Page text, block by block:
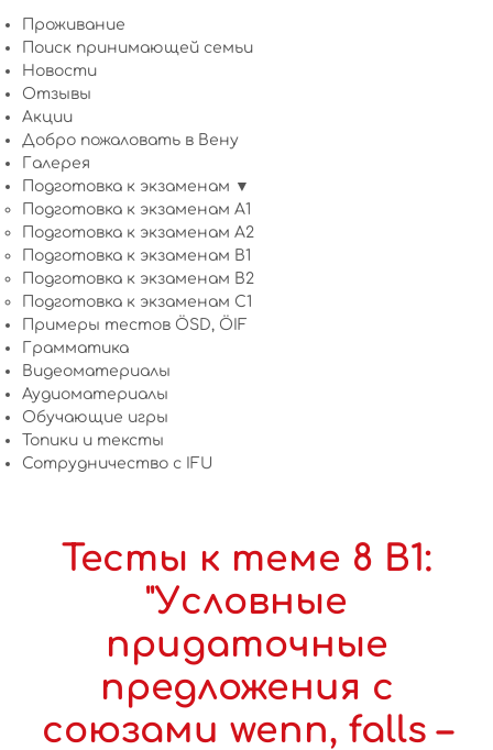
Проживание
Поиск принимающей семьи
Новости
Отзывы
Акции
Добро пожаловать в Вену
Галерея
Подготовка к экзаменам ▼
Подготовка к экзаменам A1
Подготовка к экзаменам A2
Подготовка к экзаменам B1
Подготовка к экзаменам B2
Подготовка к экзаменам C1
Примеры тестов ÖSD, ÖIF
Грамматика
Видеоматериалы
Аудиоматериалы
Обучающие игры
Топики и тексты
Сотрудничество c IFU
Тесты к теме 8 B1:
"Условные
придаточные
предложения с
союзами wenn, falls –